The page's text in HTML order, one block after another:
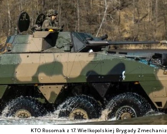
KTO Rosomak z 17. Wielkopolskiej Brygady